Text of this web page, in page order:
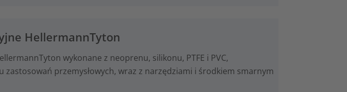
HellermannTyton
wykonane z neoprenu, silikonu, PTFE i PVC,
zastosowań przemysłowych, wraz z narzędziami i środkiem smarnym